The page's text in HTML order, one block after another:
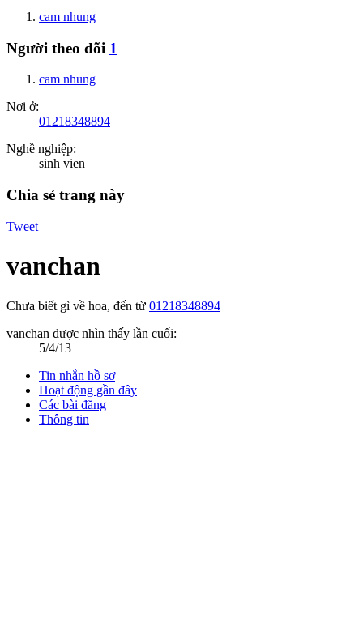
cam nhung
Người theo dõi 1
cam nhung
Nơi ở:
01218348894
Nghề nghiệp:
sinh vien
Chia sẻ trang này
Tweet
vanchan
Chưa biết gì về hoa, đến từ 01218348894
vanchan được nhìn thấy lần cuối:
5/4/13
Tin nhắn hồ sơ
Hoạt động gần đây
Các bài đăng
Thông tin